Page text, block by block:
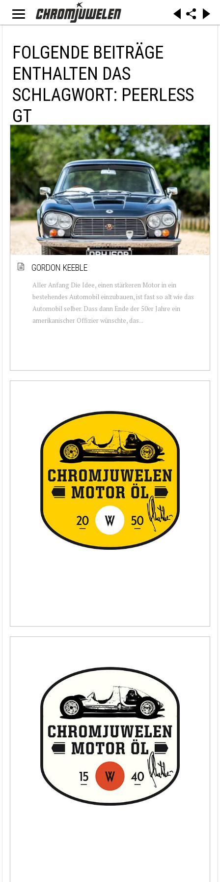
FOLGENDE BEITRÄGE
ENTHALTEN DAS
SCHLAGWORT: PEERLESS
GT
GORDON KEEBLE
Aller Anfang Die Idee, einen stärkeren Motor in ein
bestehendes Automobil einzubauen, ist fast so alt wie das
Automobil selber. Dass dann Ende der 50er Jahre ein
amerikanischer Offizier wünschte, das...